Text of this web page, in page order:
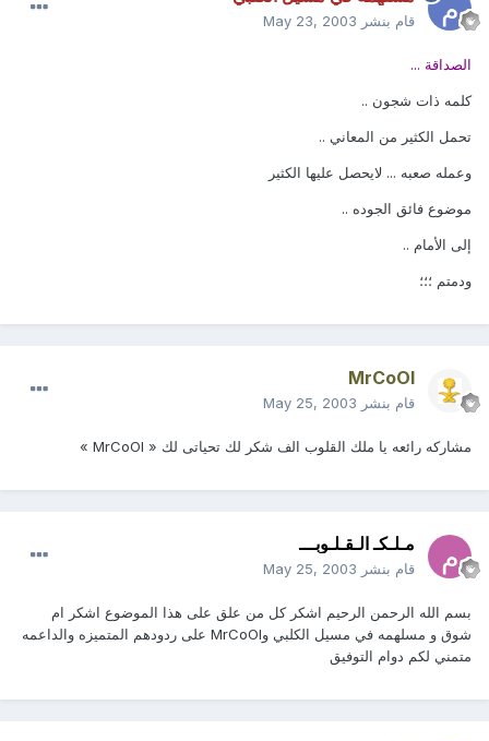
قام بنشر May 23, 2003
الصداقة ...
كلمه ذات شجون ..
تحمل الكثير من المعاني ..
وعمله صعبه ... لايحصل عليها الكثير
موضوع فائق الجوده ..
إلى الأمام ..
ودمتم ؛؛؛
MrCoOl
قام بنشر May 25, 2003
مشاركه رائعه يا ملك القلوب الف شكر لك تحياتى لك « MrCoOl »
مـلـكـ الـقـلـوبـــ
قام بنشر May 25, 2003
بسم الله الرحمن الرحيم اشكر كل من علق على هذا الموضوع اشكر ام
شوق و مسلهمه في مسيل الكلبي وMrCoOl على ردودهم المتميزه والداعمه
متمني لكم دوام التوفيق